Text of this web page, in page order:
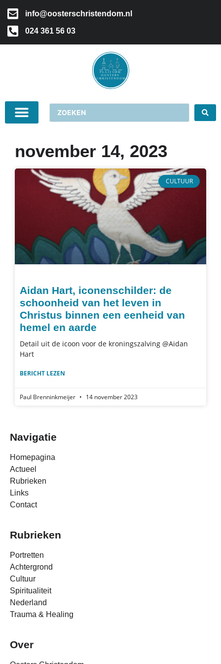
info@oosterschristendom.nl
024 361 56 03
november 14, 2023
CULTUUR
Aidan Hart, iconenschilder: de
schoonheid van het leven in
Christus binnen een eenheid van
hemel en aarde
Detail uit de icoon voor de kroningszalving @Aidan
Hart
BERICHT LEZEN
Paul Brenninkmeijer 14 november 2023
Navigatie
Homepagina
Actueel
Rubrieken
Links
Contact
Rubrieken
Portretten
Achtergrond
Cultuur
Spiritualiteit
Nederland
Trauma & Healing
Over